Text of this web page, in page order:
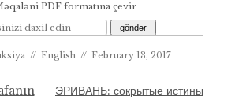
PDF formatına çevir
// English // February 13, 2017
ЭРИВАНЬ: сокрытые истины